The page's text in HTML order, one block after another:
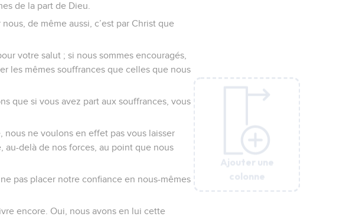
Ajouter une
colonne
de la part de Dieu.
de même aussi, c’est par Christ que
votre salut ; si nous sommes encouragés,
les mêmes souffrances que celles que nous
que si vous avez part aux souffrances, vous
ne voulons en effet pas vous laisser
delà de nos forces, au point que nous
pas placer notre confiance en nous-mêmes
encore. Oui, nous avons en lui cette
Ajouter une
colonne
Ajouter une
colonne
Ajouter une
colonne
Ajouter une
colonne
Ajouter une
colonne